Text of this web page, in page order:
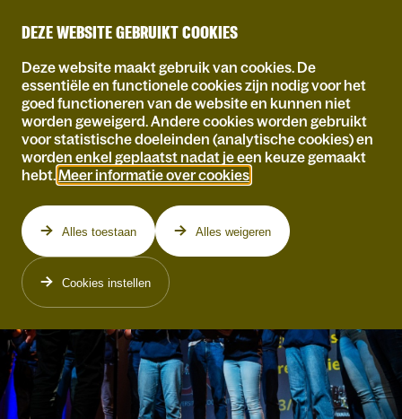
DEZE WEBSITE GEBRUIKT COOKIES
Deze website maakt gebruik van cookies. De
essentiële en functionele cookies zijn nodig voor het
goed functioneren van de website en kunnen niet
worden geweigerd. Andere cookies worden gebruikt
voor statistische doeleinden (analytische cookies) en
worden enkel geplaatst nadat je een keuze gemaakt
hebt. Meer informatie over cookies
Alles toestaan Alles weigeren
Cookies instellen